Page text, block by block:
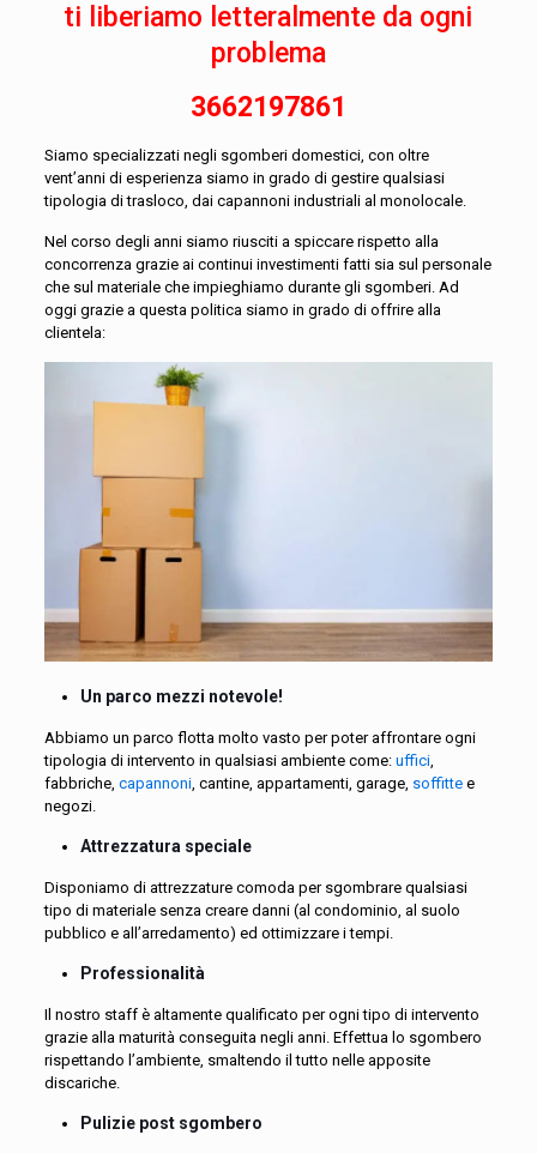
ti liberiamo letteralmente da ogni
problema
3662197861
Siamo specializzati negli sgomberi domestici, con oltre
vent’anni di esperienza siamo in grado di gestire qualsiasi
tipologia di trasloco, dai capannoni industriali al monolocale.
Nel corso degli anni siamo riusciti a spiccare rispetto alla
concorrenza grazie ai continui investimenti fatti sia sul personale
che sul materiale che impieghiamo durante gli sgomberi. Ad
oggi grazie a questa politica siamo in grado di offrire alla
clientela:
Un parco mezzi notevole!
Abbiamo un parco flotta molto vasto per poter affrontare ogni
tipologia di intervento in qualsiasi ambiente come: uffici,
fabbriche, capannoni, cantine, appartamenti, garage, soffittee
negozi.
Attrezzatura speciale
Disponiamo di attrezzature comoda per sgombrare qualsiasi
tipo di materiale senza creare danni (al condominio, al suolo
pubblico e all’arredamento) ed ottimizzare i tempi.
Professionalità
Il nostro staff è altamente qualificato per ogni tipo di intervento
grazie alla maturità conseguita negli anni. Effettua lo sgombero
rispettando l’ambiente, smaltendo il tutto nelle apposite
discariche.
Pulizie post sgombero